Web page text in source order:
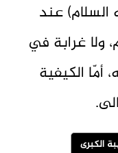
السلام) عند
ولا غرابة في
أمّا الكيفية
الكبرى